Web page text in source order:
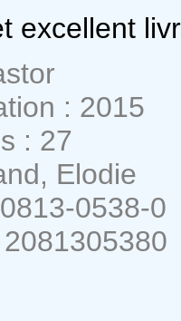
excellent
: 2015
: 27
Elodie
0538-0